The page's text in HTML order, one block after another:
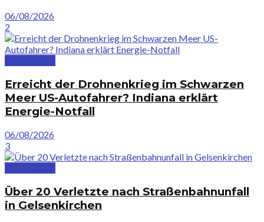
06/08/2026
2
Erreicht der Drohnenkrieg im Schwarzen
Meer US-Autofahrer? Indiana erklärt
Energie-Notfall
06/08/2026
3
Über 20 Verletzte nach Straßenbahnunfall
in Gelsenkirchen